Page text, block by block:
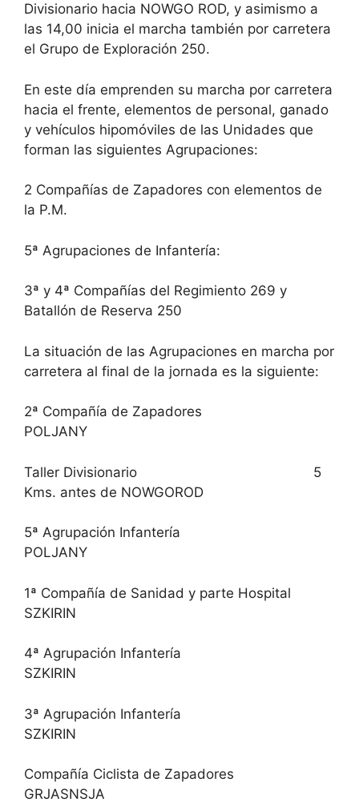
Divisionario hacia NOWGO ROD, y asimismo a
las 14,00 inicia el marcha también por carretera
el Grupo de Exploración 250.
En este día emprenden su marcha por carretera
hacia el frente, elementos de personal, ganado
y vehículos hipomóviles de las Unidades que
forman las siguientes Agrupaciones:
2 Compañías de Zapadores con elementos de
la P.M.
5ª Agrupaciones de Infantería:
3ª y 4ª Compañías del Regimiento 269 y
Batallón de Reserva 250
La situación de las Agrupaciones en marcha por
carretera al final de la jornada es la siguiente:
2ª Compañía de Zapadores
POLJANY
Taller Divisionario 5
Kms. antes de NOWGOROD
5ª Agrupación Infantería
POLJANY
1ª Compañía de Sanidad y parte Hospital
SZKIRIN
4ª Agrupación Infantería
SZKIRIN
3ª Agrupación Infantería
SZKIRIN
Compañía Ciclista de Zapadores
GRJASNSJA